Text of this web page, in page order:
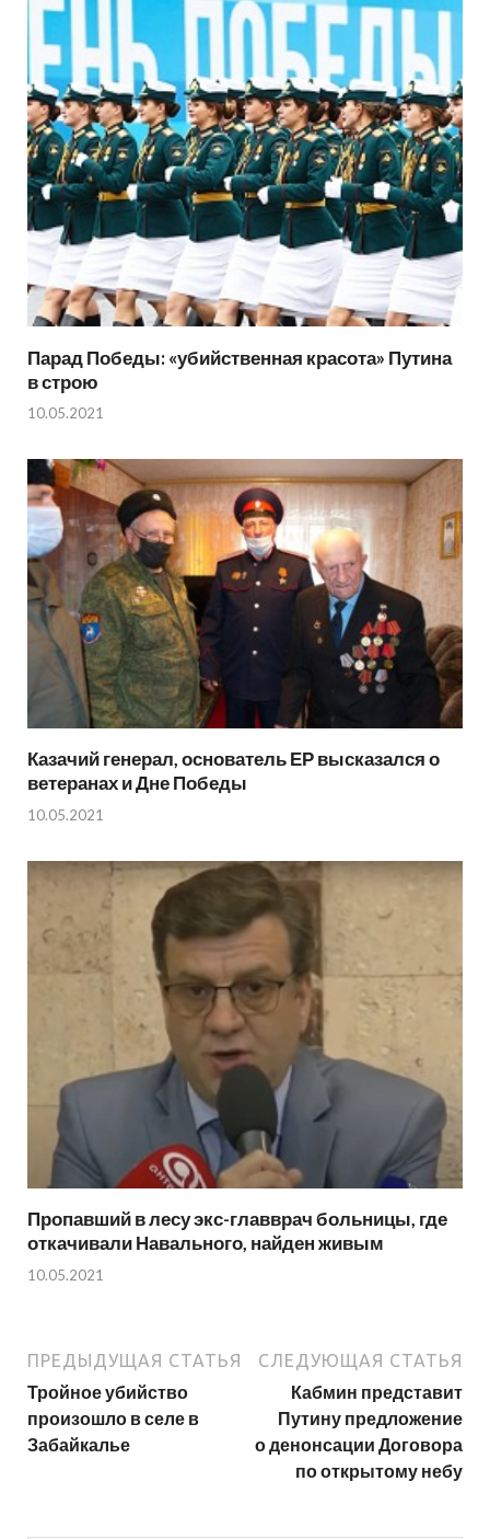
Парад Победы: «убийственная красота» Путина
в строю
10.05.2021
Казачий генерал, основатель ЕР высказался о
ветеранах и Дне Победы
10.05.2021
Пропавший в лесу экс-главврач больницы, где
откачивали Навального, найден живым
10.05.2021
ПРЕДЫДУЩАЯ СТАТЬЯ
Тройное убийство
произошло в селе в
Забайкалье
СЛЕДУЮЩАЯ СТАТЬЯ
Кабмин представит
Путину предложение
о денонсации Договора
по открытому небу